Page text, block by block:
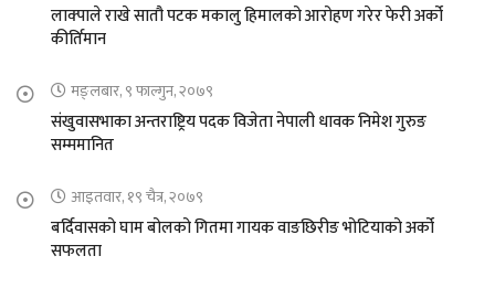
लाक्पाले राखे सातौ पटक मकालु हिमालको आरोहण गरेर फेरी अर्को
कीर्तिमान
मङ्लबार, ९ फाल्गुन, २०७९
संखुवासभाका अन्तराष्ट्रिय पदक विजेता नेपाली धावक निमेश गुरुङ
सम्ममानित
आइतवार, १९ चैत्र, २०७९
बर्दिवासको घाम बोलको गितमा गायक वाङछिरीङ भोटियाको अर्को
सफलता